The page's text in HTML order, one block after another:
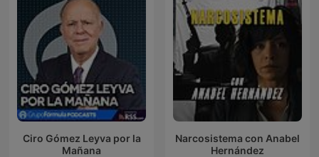
Ciro Gómez Leyva por la
Mañana
Narcosistema con Anabel
Hernández